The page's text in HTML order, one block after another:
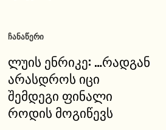
ᲩᲐᲜᲐᲬᲔᲠᲘ
ლუის ენრიკე: …რადგან
არასდროს იცი
შემდეგი ფინალი
როდის მოგიწევს